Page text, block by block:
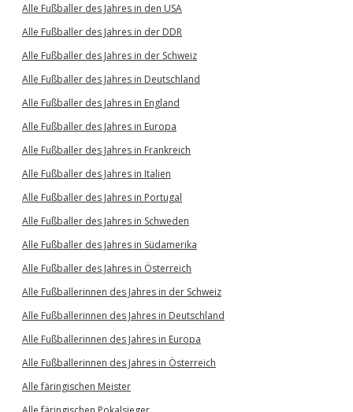
Alle Fußballer des Jahres in den USA
Alle Fußballer des Jahres in der DDR
Alle Fußballer des Jahres in der Schweiz
Alle Fußballer des Jahres in Deutschland
Alle Fußballer des Jahres in England
Alle Fußballer des Jahres in Europa
Alle Fußballer des Jahres in Frankreich
Alle Fußballer des Jahres in Italien
Alle Fußballer des Jahres in Portugal
Alle Fußballer des Jahres in Schweden
Alle Fußballer des Jahres in Südamerika
Alle Fußballer des Jahres in Österreich
Alle Fußballerinnen des Jahres in der Schweiz
Alle Fußballerinnen des Jahres in Deutschland
Alle Fußballerinnen des Jahres in Europa
Alle Fußballerinnen des Jahres in Österreich
Alle färingischen Meister